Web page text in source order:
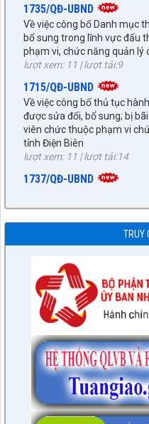
bổ sung trong lĩnh vực đấu
phạm vi, chức năng quản lý
lượt xem: 11 | lượt tải:9
1715/QĐ-UBND
được sửa đổi, bổ sung; bị
viên chức thuộc phạm vi
tỉnh Điện Biên
lượt xem: 11 | lượt tải:14
1737/QĐ-UBND
trong lĩnh vực Y, Dược cổ
lượt xem: 12 | lượt tải:8
Về việc công bố thủ tục
thuộc phạm vi, chức năng
trường tỉnh Điện Biên
lượt xem: 12 | lượt tải:10
1723/QĐ-UBND
DANH MỤC THỦ TỤC
THUỘC PHẠM VI, CHỨC
NGHIỆP VÀ MÔI TRƯỜNG
lượt xem: 12 | lượt tải:7
1723/QĐ-UBND
NỘI DUNG CỤ THỂ THỦ
ĐẤT ĐAI THUỘC PHẠM VI,
TRUY